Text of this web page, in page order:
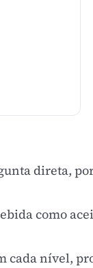
direta,
como
cada nível,